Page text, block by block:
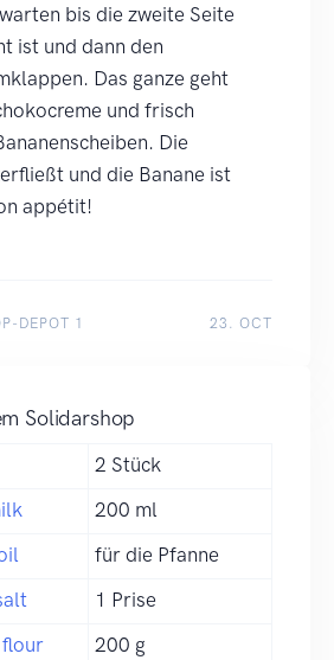
bis die zweite Seite
ist und dann den
Das ganze geht
und frisch
Die
und die Banane ist
appétit!
DEPOT 1 23. OCT
Solidarshop
2 Stück
200 ml
für die Pfanne
1 Prise
200 g